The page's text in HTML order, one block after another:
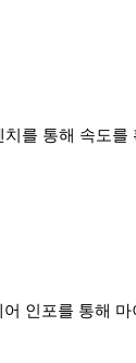
치를 통해 속도
인포를 통해